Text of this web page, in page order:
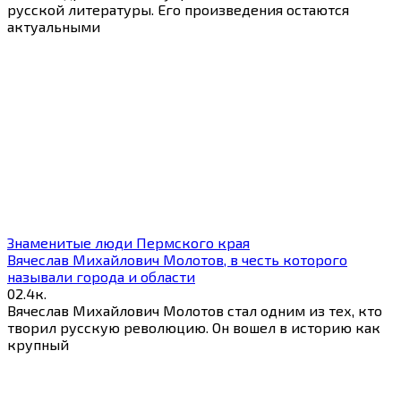
русской литературы. Его произведения остаются
актуальными
Знаменитые люди Пермского края
Вячеслав Михайлович Молотов, в честь которого
называли города и области
02.4к.
Вячеслав Михайлович Молотов стал одним из тех, кто
творил русскую революцию. Он вошел в историю как
крупный